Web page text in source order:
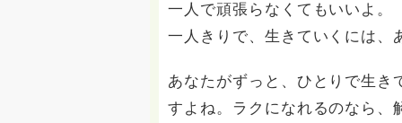
一人で頑張らなくてもいいよ。
一人きりで、生きていくには、
あなたがずっと、ひとりで生き
すよね。ラクになれるのなら